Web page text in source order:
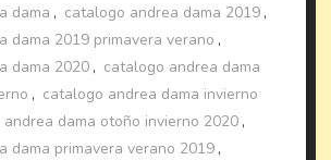
dama , catalogo andrea dama 2019 ,
dama 2019 primavera verano ,
dama 2020 , catalogo andrea dama
, catalogo andrea dama invierno
dama otoño invierno 2020 ,
dama primavera verano 2019 ,